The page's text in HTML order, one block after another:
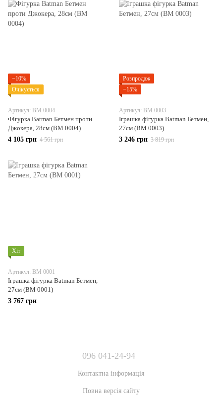
−10%
Очікується
Артикул: BM 0004
Фігурка Batman Бетмен проти
Джокера, 28см (BM 0004)
4 105 грн 4 561 грн
Розпродаж
−15%
Артикул: BM 0003
Іграшка фігурка Batman Бетмен,
27см (BM 0003)
3 246 грн 3 819 грн
Хіт
Артикул: BM 0001
Іграшка фігурка Batman Бетмен,
27см (BM 0001)
3 767 грн
096 041-24-94
Контактна інформація
Повна версія сайту